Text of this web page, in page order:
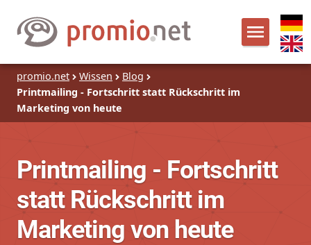
promio.net Wissen
Blog
Printmailing - Fortschritt statt Rückschritt im
Marketing von heute
Printmailing - Fortschritt
statt Rückschritt im
Marketing von heute